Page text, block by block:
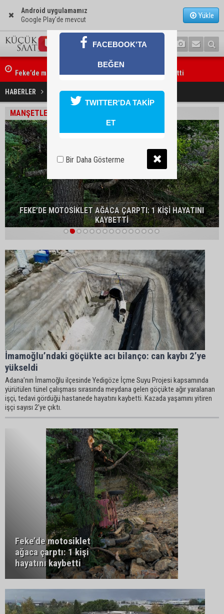
Android uygulamamız
Google Play'de mevcut
Yükle
Feke’de motosiklet ağaca çarptı: 1 kişi hayatını kaybetti
HABERLER GÜNDEM
MANŞETLER
FEKE’DE MOTOSİKLET AĞACA ÇARPTI: 1 KİŞİ HAYATINI
KAYBETTİ
İmamoğlu’ndaki göçükte acı bilanço: can kaybı 2’ye
yükseldi
Adana’nın İmamoğlu ilçesinde Yedigöze İçme Suyu Projesi kapsamında
yürütülen tünel çalışması sırasında meydana gelen göçükte ağır yaralanan
işçi, tedavi gördüğü hastanede hayatını kaybetti. Kazada yaşamını yitiren
işçi sayısı 2’ye çıktı.
Feke’de motosiklet
ağaca çarptı: 1 kişi
hayatını kaybetti
FACEBOOK'TA
BEĞEN
TWITTER'DA TAKİP
ET
Bir Daha Gösterme